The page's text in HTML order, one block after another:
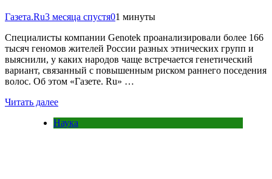
Газета.Ru3 месяца спустя01 минуты
Специалисты компании Genotek проанализировали более 166
тысяч геномов жителей России разных этнических групп и
выяснили, у каких народов чаще встречается генетический
вариант, связанный с повышенным риском раннего поседения
волос. Об этом «Газете. Ru» …
Читать далее
Наука